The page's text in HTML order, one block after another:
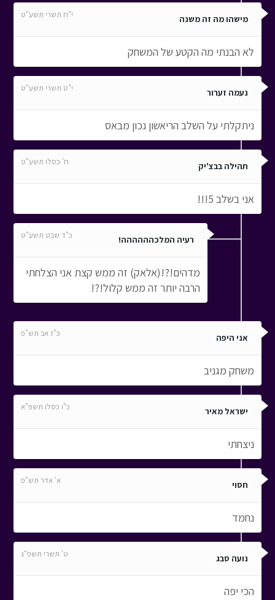
מישהו מה זה משנה י"ח תשרי תשע"ט
לא הבנתי מה הקטע של המשחק
נעמה זערור י"ט תשרי תשע"ט
ניתקלתי על השלב הריאשון נכון מבאס
תהילה בבצ'יק ח' כסלו תשע"ט
אני בשלב 5!!!
רעיה המלכהההההה! כ"ד שבט תשע"ט
מדהים!?!(אלאק) זה ממש קצת אני הצלחתי
הרבה יותר זה ממש קלול!?!
אני היפה כ"ז אב תש"פ
משחק מגניב
ישראל מאיר כ"ו כסלו תשפ"א
ניצחתי
חסוי א' אדר תש"פ
נחמד
נועה סבג ט' תשרי תשפ"ג
הכי יפה